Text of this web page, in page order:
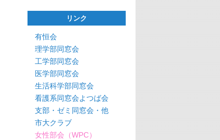
リンク
有恒会
理学部同窓会
工学部同窓会
医学部同窓会
生活科学部同窓会
看護系同窓会よつば会
支部・ゼミ同窓会・他
市大クラブ
女性部会（WPC）